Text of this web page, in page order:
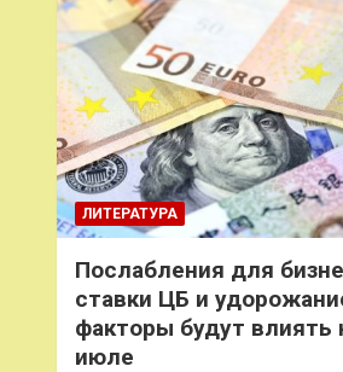
ЛИТЕРАТУРА
Послабления для
ставки ЦБ и
факторы будут влиять
июле